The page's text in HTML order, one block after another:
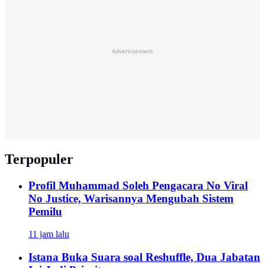
Advertisement
Terpopuler
Profil Muhammad Soleh Pengacara No Viral
No Justice, Warisannya Mengubah Sistem
Pemilu
11 jam lalu
Istana Buka Suara soal Reshuffle, Dua Jabatan